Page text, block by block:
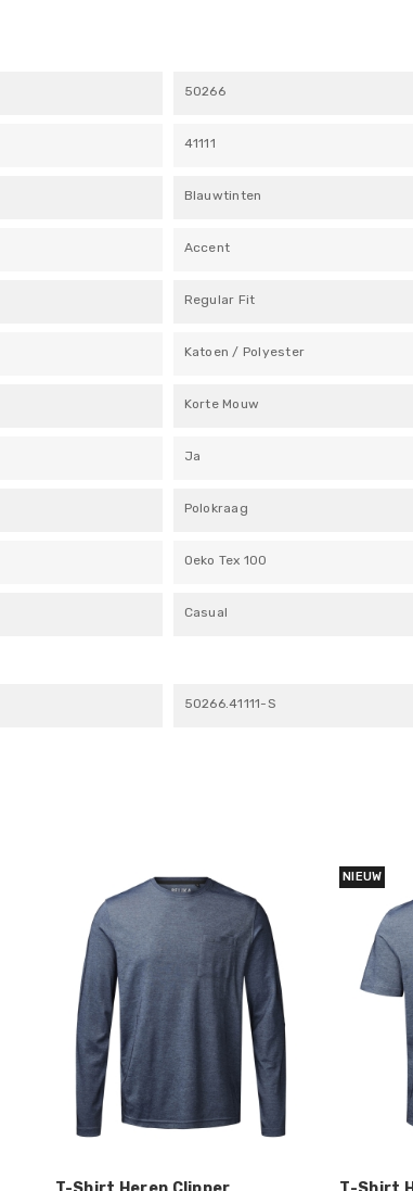
50266
41111
Blauwtinten
Accent
Regular Fit
Katoen / Polyester
Korte Mouw
Ja
Polokraag
Oeko Tex 100
Casual
50266.41111-S
NIEUW